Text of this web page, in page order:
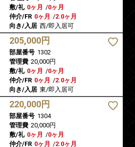
敷/礼 0ヶ月 /0ヶ月
仲介/FR 0ヶ月 /2.0ヶ月
向き/入居 西/即入居可
205,000円
部屋番号 1302
管理費 20,000円
敷/礼 0ヶ月 /0ヶ月
仲介/FR 0ヶ月 /2.0ヶ月
向き/入居 東/即入居可
220,000円
部屋番号 1304
管理費 20,000円
敷/礼 0ヶ月 /0ヶ月
仲介/FR 0ヶ月 /2.0ヶ月